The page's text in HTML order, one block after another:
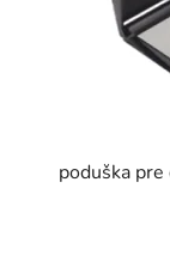
poduška